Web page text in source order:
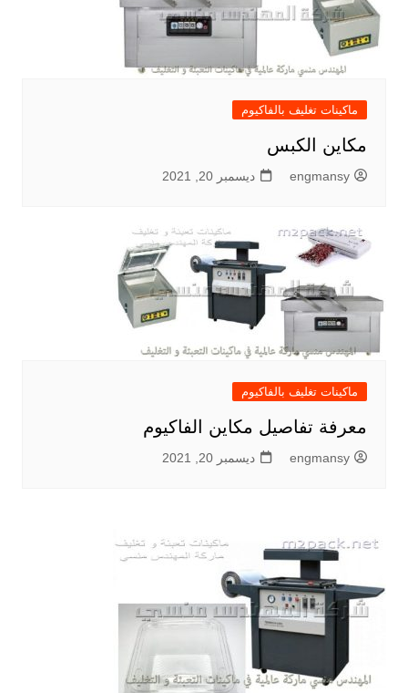
ماكينات تغليف بالفاكيوم
مكاين الكبس
engmansy ديسمبر 20, 2021
ماكينات تغليف بالفاكيوم
معرفة تفاصيل مكاين الفاكيوم
engmansy ديسمبر 20, 2021